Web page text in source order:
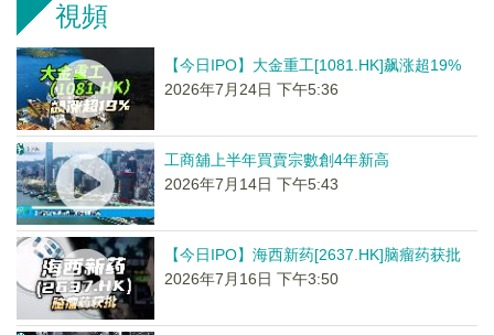
視頻
【今日IPO】大金重工[1081.HK]飙涨超19%
2026年7月24日 下午5:36
工商舖上半年買賣宗數創4年新高
2026年7月14日 下午5:43
【今日IPO】海西新药[2637.HK]脑瘤药获批
2026年7月16日 下午3:50